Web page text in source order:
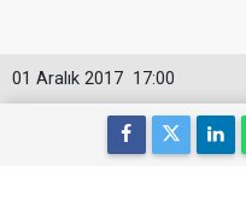
17:00
01 Aralık 2017